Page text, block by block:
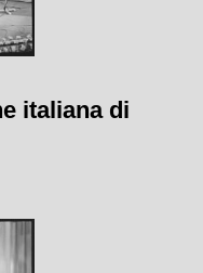
italiana di